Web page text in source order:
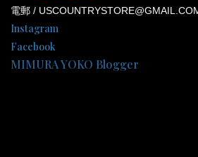
電郵 /
Instagram
Facebook
MIMURA YOKO Blogger